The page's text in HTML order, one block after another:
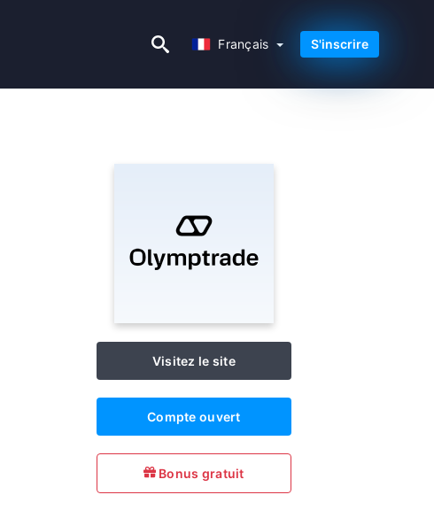
Français S'inscrire
Visitez le site
Compte ouvert
Bonus gratuit